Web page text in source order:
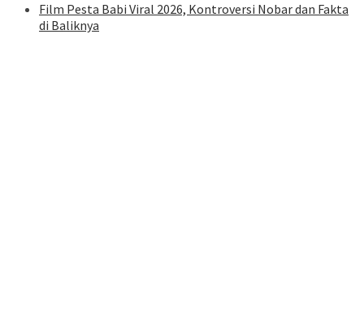
Film Pesta Babi Viral 2026, Kontroversi Nobar dan Fakta
di Baliknya